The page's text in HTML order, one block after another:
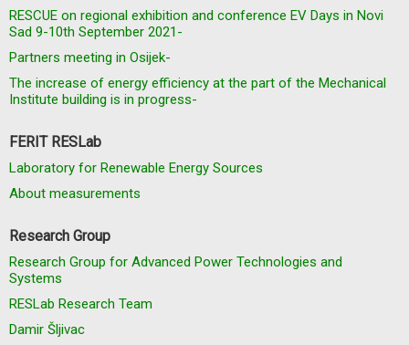
RESCUE on regional exhibition and conference EV Days in Novi
Sad 9-10th September 2021-
Partners meeting in Osijek-
The increase of energy efficiency at the part of the Mechanical
Institute building is in progress-
FERIT RESLab
Laboratory for Renewable Energy Sources
About measurements
Research Group
Research Group for Advanced Power Technologies and
Systems
RESLab Research Team
Damir Šljivac